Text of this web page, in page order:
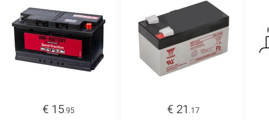
€ 15.95
€ 21 .17